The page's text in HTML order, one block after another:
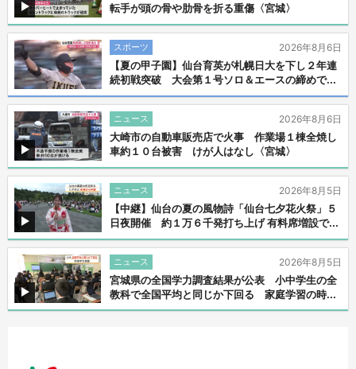
転手が頭の骨や肋骨を折る重傷〈宮城〉
スポーツ
【夏の甲子園】仙台育英が札幌日大を下し２年連
続初戦突破 大会第１号ソロ＆エースの締めで...
2026年8月6日
ニュース
大崎市の自動車販売店で火事 作業場１棟全焼し
車約１０台被害 けが人はなし〈宮城〉
2026年8月6日
ニュース
【中継】仙台の夏の風物詩「仙台七夕花火祭」５
日夜開催 約１万６千発打ち上げ 有料席増設で...
2026年8月5日
ニュース
宮城県の全国学力調査結果が公表 小中学生の全
教科で全国平均と同じか下回る 家庭学習の時...
2026年8月5日